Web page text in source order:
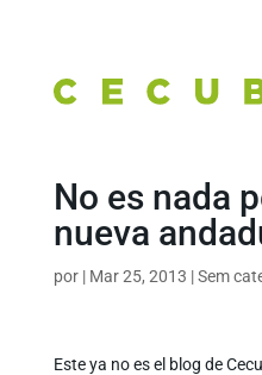
No es nada
nueva
por | Mar 25, 2013 |Sem
Este ya no es el blog de